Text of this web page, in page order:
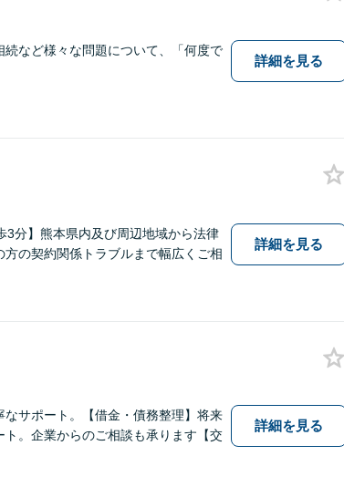
続など様々な問題について、「何度で
詳細を見る
3分】熊本県内及び周辺地域から法律
の契約関係トラブルまで幅広くご相
詳細を見る
サポート。【借金・債務整理】将来
。企業からのご相談も承ります【交
詳細を見る